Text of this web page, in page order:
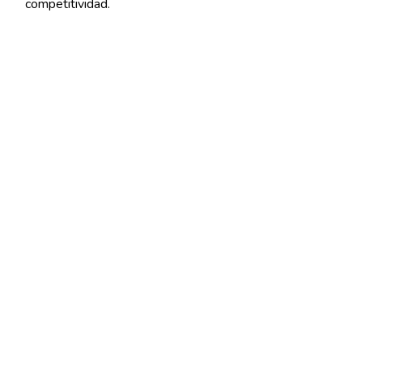
competitividad.